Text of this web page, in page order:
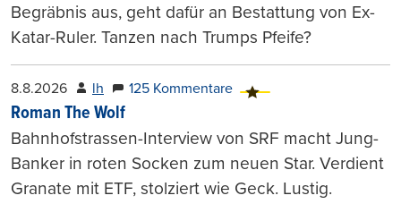
Begräbnis aus, geht dafür an Bestattung von Ex-
Katar-Ruler. Tanzen nach Trumps Pfeife?
8.8.2026 lh 125 Kommentare
Roman The Wolf
Bahnhofstrassen-Interview von SRF macht Jung-
Banker in roten Socken zum neuen Star. Verdient
Granate mit ETF, stolziert wie Geck. Lustig.